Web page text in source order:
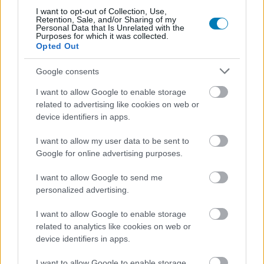
I want to opt-out of Collection, Use,
Retention, Sale, and/or Sharing of my
Personal Data that Is Unrelated with the
Purposes for which it was collected.
Opted Out
Google consents
I want to allow Google to enable storage
related to advertising like cookies on web or
device identifiers in apps.
I want to allow my user data to be sent to
Google for online advertising purposes.
I want to allow Google to send me
personalized advertising.
I want to allow Google to enable storage
related to analytics like cookies on web or
device identifiers in apps.
Hozzászólások
Már tudjuk, mikor jön a
mozikba a Mortal Kombat 2 film
Hunter_GS|2024 május 15. 13:09
A Mortal Kombat adaptáció folytatásának
munkálatai jól haladnak, nem kell sokat
várnunk.
Unmute Loaded: